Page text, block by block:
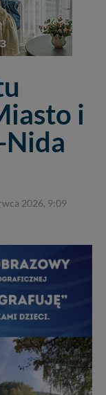
i
Nida
2026, 9:09